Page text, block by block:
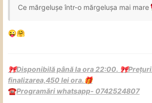
Ce mărgelușe într-o mărgelușa mai mare
😜🤗
🎀Disponibilă până la ora 22:00. 🎀
finalizarea,450 lei ora.🎁
☎️Programări whatsapp- 0742524807